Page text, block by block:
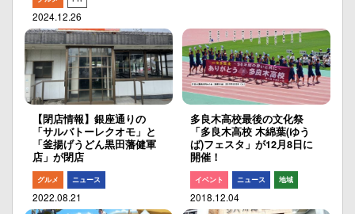
2024.12.26
【閉店情報】銀座通りの
「サルバトーレクオモ」と
「釜揚げうどん黒田藩健軍
店」が閉店
グルメ ニュース
2022.08.21
多良木高校最後の文化祭
「多良木高校 木綿葉(ゆう
ば)フェスタ」が12月8日に
開催！
イベント ニュース 地域
2018.12.04